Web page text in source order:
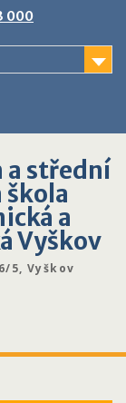
000
a střední
a
Vyškov
5, Vyškov